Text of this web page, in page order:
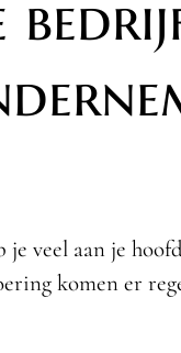
veel aan je
komen er